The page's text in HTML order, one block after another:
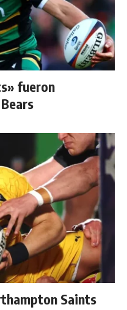
fueron
Saints